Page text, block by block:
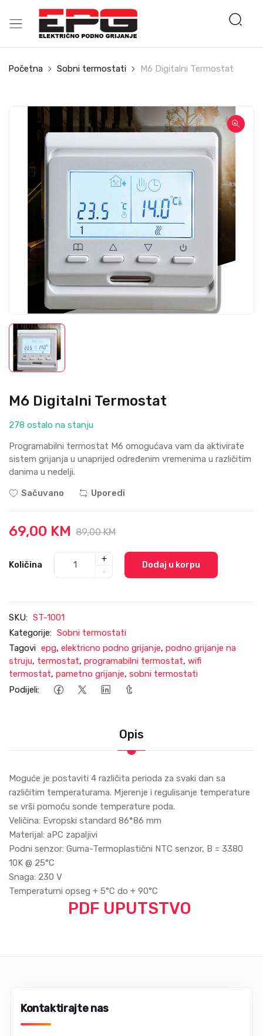
Početna Sobni termostati M6 Digitalni Termostat
M6 Digitalni Termostat
278 ostalo na stanju
Programabilni termostat M6 omogućava vam da aktivirate
sistem griјanja u unapriјed određenim vremenima u različitim
danima u nedelji.
Sačuvano
Uporedi
69,00 KM 89,00 KM
Količina
+
-
Dodaj u korpu
SKU: ST-1001
Kategorije: Sobni termostati
Tagovi epg, elektricno podno grijanje, podno grijanje na
struju, termostat, programabilni termostat, wifi
termostat, pametno grijanje, sobni termostati
Podijeli:
Opis
Moguće јe postaviti 4 različita perioda za svaki dan sa
različitim temperaturama. Mјerenje i regulisanje temperature
se vrši pomoću sonde temperature poda.
Veličina: Evropski standard 86*86 mm
Materiјal: aPC zapaljivi
Podni senzor: Guma-Termoplastični NTC senzor, B = 3380
10K @ 25°C
Snaga: 230 V
Temperaturni opseg + 5°C do + 90°C
PDF UPUTSTVO
Kontaktirajte nas